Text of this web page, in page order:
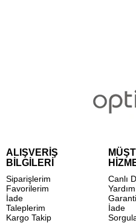
ALIŞVERİŞ
BİLGİLERİ
Siparişlerim
Favorilerim
İade
Taleplerim
Kargo Takip
Canlı
Yardım
İade